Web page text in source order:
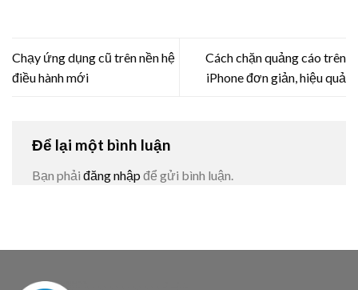
Chạy ứng dụng cũ trên nền hệ
điều hành mới
Cách chặn quảng cáo trên
iPhone đơn giản, hiệu quả
Để lại một bình luận
Bạn phải đăng nhập để gửi bình luận.